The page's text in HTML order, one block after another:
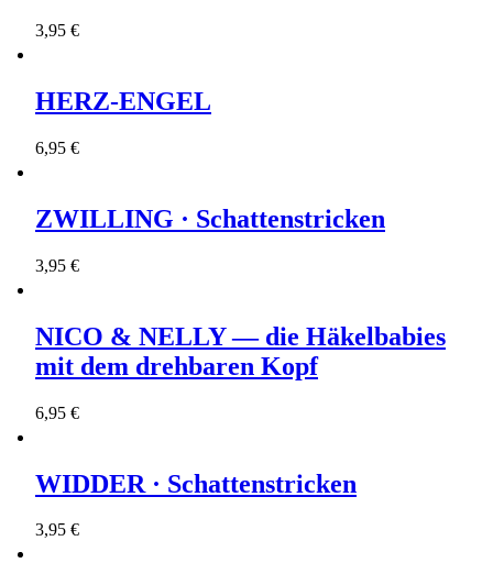
3,95 €
HERZ-ENGEL
6,95 €
ZWILLING · Schattenstricken
3,95 €
NICO & NELLY — die Häkelbabies
mit dem drehbaren Kopf
6,95 €
WIDDER · Schattenstricken
3,95 €